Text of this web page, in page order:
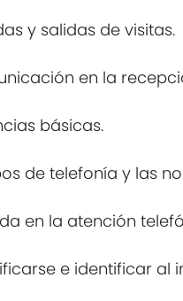
y salidas de visitas.
en la
básicas.
de telefonía y las
en la atención
e identificar al